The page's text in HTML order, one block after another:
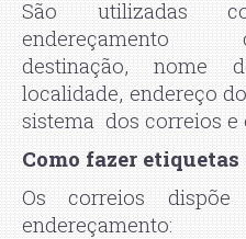
São utilizadas
endereçamento
destinação, nome
localidade, endereço
sistema dos correios e
Como fazer etiquetas
Os correios
endereçamento: